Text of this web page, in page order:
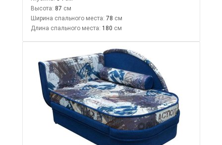
Высота: 87
Ширина спального места: 78
Длина спального места: 180